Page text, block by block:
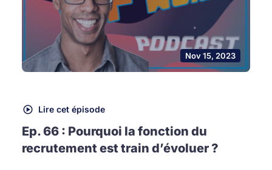
Nov 15, 2023
Lire cet épisode
Ep. 66 : Pourquoi la fonction du
recrutement est train d’évoluer ?